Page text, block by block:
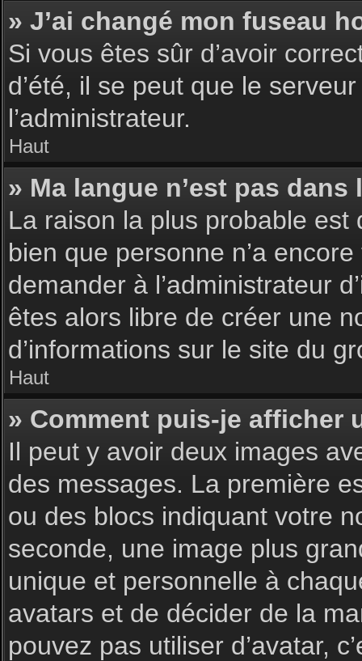
» J’ai changé mon fuseau
Si vous êtes sûr d’avoir
d’été, il se peut que le
l’administrateur.
Haut
» Ma langue n’est pas dans
La raison la plus probable est
bien que personne n’a
demander à l’administrateur
êtes alors libre de créer une
d’informations sur le site du
Haut
» Comment puis-je afficher
Il peut y avoir deux images
des messages. La première
ou des blocs indiquant votre
seconde, une image plus
unique et personnelle à
avatars et de décider de la
pouvez pas utiliser d’avatar,